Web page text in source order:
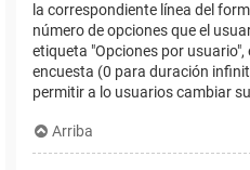
la correspondiente línea del
número de opciones que el
etiqueta "Opciones por
encuesta (0 para duración
permitir a lo usuarios cambiar
Arriba